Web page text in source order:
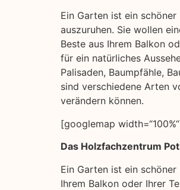
Ein Garten ist ein
auszuruhen. Sie wollen
Beste aus Ihrem Balkon
für ein natürliches
Palisaden, Baumpfähle,
sind verschiedene Arten
verändern können.
[googlemap
Das Holzfachzentrum
Ein Garten ist ein
Ihrem Balkon oder Ihrer